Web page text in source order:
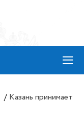
≡
/ Казань принимает